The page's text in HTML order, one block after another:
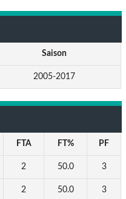
Saison
2005-2017
FTA FT% PF
2 50.0 3
2 50.0 3